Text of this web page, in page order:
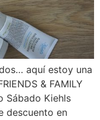
aquí estoy una
& FAMILY
Sábado Kiehls
descuento en